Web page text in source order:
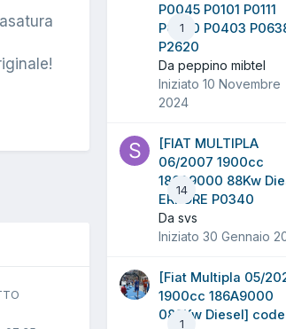
1
P0045 P0101 P0111
P0380 P0403
P2620
Da peppino mibtel
Iniziato 10 Novembre
2024
14
[FIAT MULTIPLA
06/2007 1900cc
186A9000 88Kw
ERRORE P0340
Da svs
Iniziato 30 Gennaio
1
[Fiat Multipla 05/
1900cc 186A9000
088Kw Diesel] code